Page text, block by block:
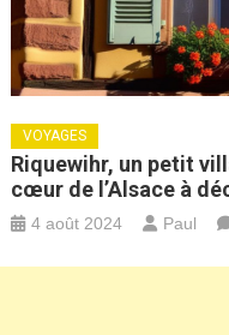
VOYAGES
Riquewihr, un petit
cœur de l’Alsace à
4 août 2024 Paul